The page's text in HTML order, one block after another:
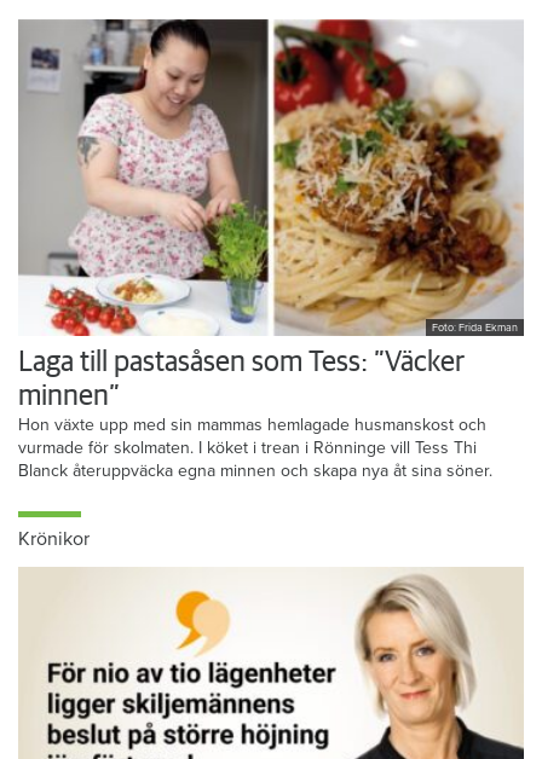
Foto: Frida Ekman
Laga till pastasåsen som Tess: ”Väcker
minnen”
Hon växte upp med sin mammas hemlagade husmanskost och
vurmade för skolmaten. I köket i trean i Rönninge vill Tess Thi
Blanck återuppväcka egna minnen och skapa nya åt sina söner.
Krönikor